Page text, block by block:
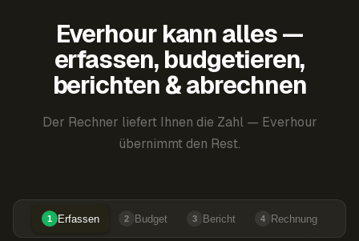
Everhour kann alles —
erfassen, budgetieren,
berichten & abrechnen
Der Rechner liefert Ihnen die Zahl — Everhour
übernimmt den Rest.
1 Erfassen 2 Budget 3 Bericht 4 Rechnung